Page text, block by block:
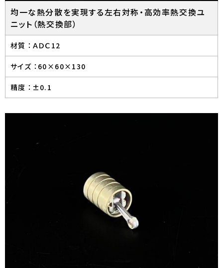
均一な熱分散を実現する左右対称・高効率熱交換ユ
ニット（熱交換部）
材質 ： ＡＤＣ12
サイズ ： 60×60×130
精度 ： ±0.1